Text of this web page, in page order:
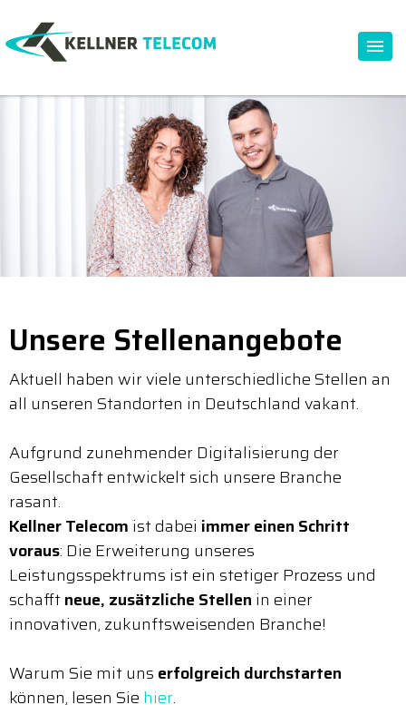
Unsere Stellenangebote
Aktuell haben wir viele unterschiedliche Stellen an
all unseren Standorten in Deutschland vakant.
Aufgrund zunehmender Digitalisierung der
Gesellschaft entwickelt sich unsere Branche
rasant.
Kellner Telecom ist dabei immer einen Schritt
voraus: Die Erweiterung unseres
Leistungsspektrums ist ein stetiger Prozess und
schafftneue, zusätzliche Stellen in einer
innovativen, zukunftsweisenden Branche!
Warum Sie mit uns erfolgreich durchstarten
können, lesen Sie hier.